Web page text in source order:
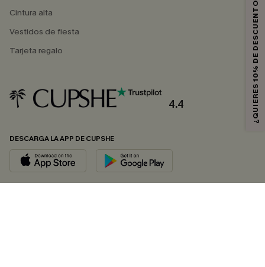
Cintura alta
Vestidos de fiesta
Tarjeta regalo
4.4
DESCARGA LA APP DE CUPSHE
¿QUIERES 10% DE DESCUENTO?